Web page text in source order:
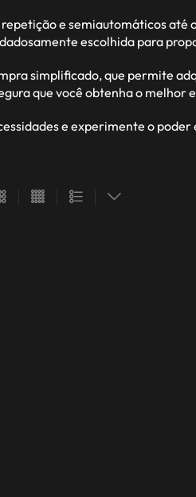
e semiautomáticos
escolhida para
simplificado, que permite
que você obtenha o
e experimente o